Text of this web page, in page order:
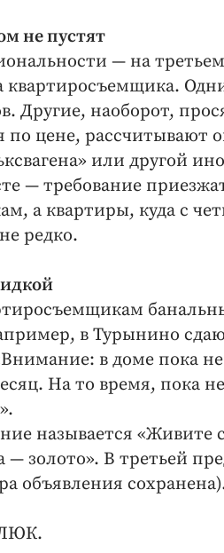
не пустят
— на
Другие, наоборот,
по цене, рассчитывают
или другой
— требование
а квартиры, куда с
редко.
в Турынино
в доме пока
На то время, пока
называется
— золото». В третьей
объявления